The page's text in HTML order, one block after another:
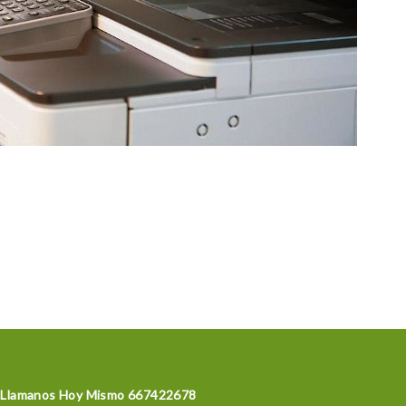
Llamanos Hoy Mismo 667422678